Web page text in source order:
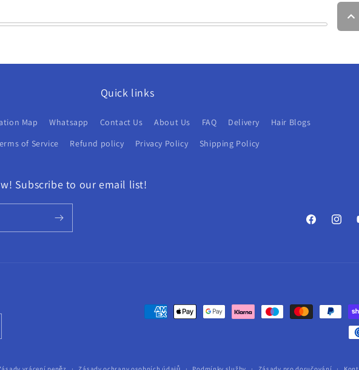
Quick links
Map Whatsapp Contact Us About Us FAQ Delivery
Hair Blogs
of Service
Refund policy Privacy Policy Shipping Policy
Subscribe to our email list!
Facebook
Platební